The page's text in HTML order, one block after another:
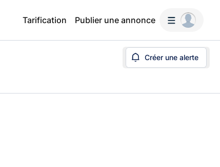
Tarification Publier une annonce
Créer une alerte